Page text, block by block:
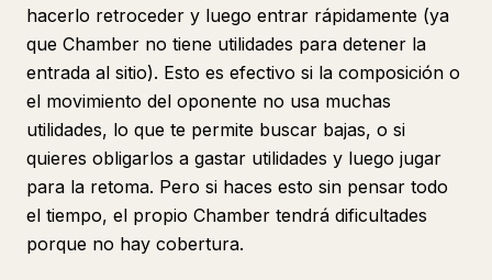
hacerlo retroceder y luego entrar rápidamente (ya
que Chamber no tiene utilidades para detener la
entrada al sitio). Esto es efectivo si la composición o
el movimiento del oponente no usa muchas
utilidades, lo que te permite buscar bajas, o si
quieres obligarlos a gastar utilidades y luego jugar
para la retoma. Pero si haces esto sin pensar todo
el tiempo, el propio Chamber tendrá dificultades
porque no hay cobertura.